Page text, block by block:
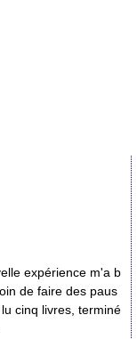
expérience m'a b
de faire des paus
cinq livres, terminé